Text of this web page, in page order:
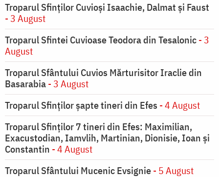
Troparul Sfinţilor Cuvioşi Isaachie, Dalmat şi Faust
- 3 August
Troparul Sfintei Cuvioase Teodora din Tesalonic- 3
August
Troparul Sfântului Cuvios Mărturisitor Iraclie din
Basarabia- 3 August
Troparul Sfinţilor şapte tineri din Efes - 4 August
Troparul Sfinţilor 7 tineri din Efes: Maximilian,
Exacustodian, Iamvlih, Martinian, Dionisie, Ioan şi
Constantin - 4 August
Troparul Sfântului Mucenic Evsignie- 5 August